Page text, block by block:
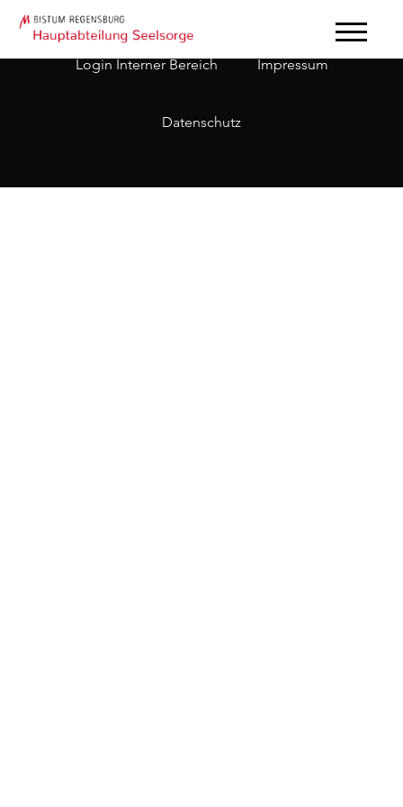
Login Interner Bereich Impressum
Datenschutz